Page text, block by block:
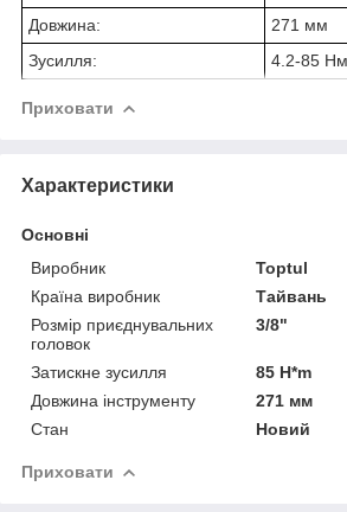
Довжина:
271 мм
Зусилля:
4.2-85 Нм
Приховати
Характеристики
Основні
Виробник
Toptul
Країна виробник
Тайвань
Розмір приєднувальних
головок
3/8"
Затискне зусилля
85 H*m
Довжина інструменту
271 мм
Стан
Новий
Приховати